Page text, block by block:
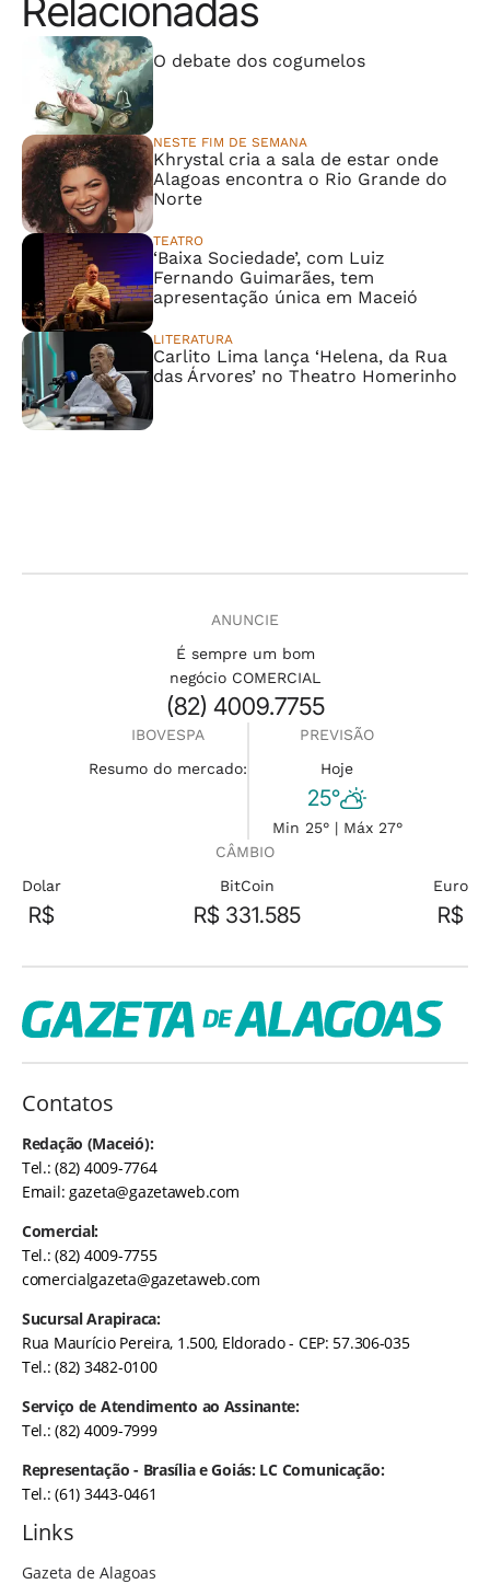
Relacionadas
O debate dos cogumelos
NESTE FIM DE SEMANA
Khrystal cria a sala de estar onde
Alagoas encontra o Rio Grande do
Norte
TEATRO
‘Baixa Sociedade’, com Luiz
Fernando Guimarães, tem
apresentação única em Maceió
LITERATURA
Carlito Lima lança ‘Helena, da Rua
das Árvores’ no Theatro Homerinho
ANUNCIE
É sempre um bom
negócio COMERCIAL
(82) 4009.7755
IBOVESPA
Resumo do mercado:
PREVISÃO
Hoje
25°
Min 25° | Máx 27°
CÂMBIO
Dolar
R$
BitCoin
R$ 331.585
Euro
R$
Contatos
Redação (Maceió):
Tel.: (82) 4009-7764
Email:gazeta@gazetaweb.com
Comercial:
Tel.: (82) 4009-7755
comercialgazeta@gazetaweb.com
Sucursal Arapiraca:
Rua Maurício Pereira, 1.500, Eldorado - CEP: 57.306-035
Tel.: (82) 3482-0100
Serviço de Atendimento ao Assinante:
Tel.: (82) 4009-7999
Representação - Brasília e Goiás: LC Comunicação:
Tel.: (61) 3443-0461
Links
Gazeta de Alagoas